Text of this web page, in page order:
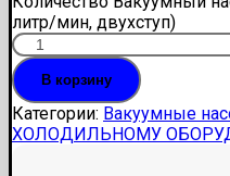
литр/мин, двухступ)
В корзину
Категории: Вакуумные
ХОЛОДИЛЬНОМУ